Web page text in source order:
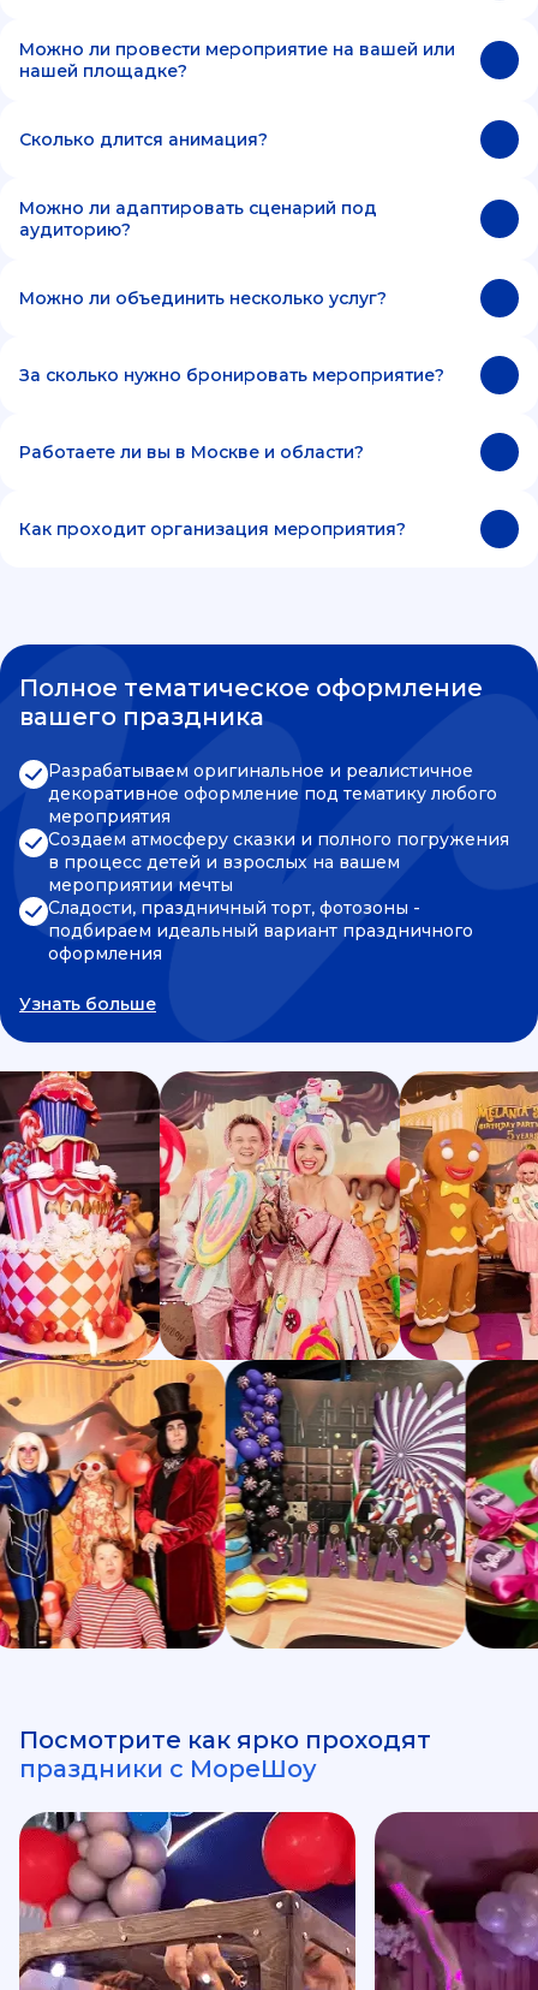
Можно ли провести мероприятие на вашей или
нашей площадке?
Сколько длится анимация?
Можно ли адаптировать сценарий под
аудиторию?
Можно ли объединить несколько услуг?
За сколько нужно бронировать мероприятие?
Работаете ли вы в Москве и области?
Как проходит организация мероприятия?
Полное тематическое оформление
вашего праздника
Разрабатываем оригинальное и реалистичное
декоративное оформление под тематику любого
мероприятия
Создаем атмосферу сказки и полного погружения
в процесс детей и взрослых на вашем
мероприятии мечты
Сладости, праздничный торт, фотозоны -
подбираем идеальный вариант праздничного
оформления
Узнать больше
Посмотрите как ярко проходят
праздники с МореШоу